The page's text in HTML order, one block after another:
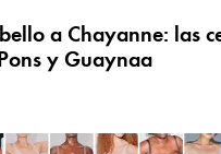
a Chayanne: las
y Guaynaa